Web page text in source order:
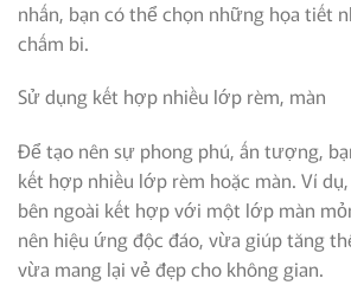
nhấn, bạn có thể chọn những họa tiết
chấm bi.
Sử dụng kết hợp nhiều lớp rèm, màn
Để tạo nên sự phong phú, ấn tượng,
kết hợp nhiều lớp rèm hoặc màn. Ví
bên ngoài kết hợp với một lớp màn
nên hiệu ứng độc đáo, vừa giúp tăng
vừa mang lại vẻ đẹp cho không gian.